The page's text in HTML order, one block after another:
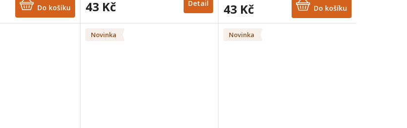
Do košíku 43 Kč Detail 43 Kč Do košíku
Novinka Novinka